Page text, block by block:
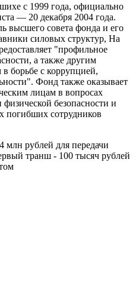
с 1999 года, официально
— 20 декабря 2004 года.
высшего совета фонда и его
силовых структур, На
"профильное
а также другим
борьбе с коррупцией,
Фонд также оказывает
лицам в вопросах
безопасности и
погибших сотрудников
рублей для передачи
транш - 100 тысяч рублей